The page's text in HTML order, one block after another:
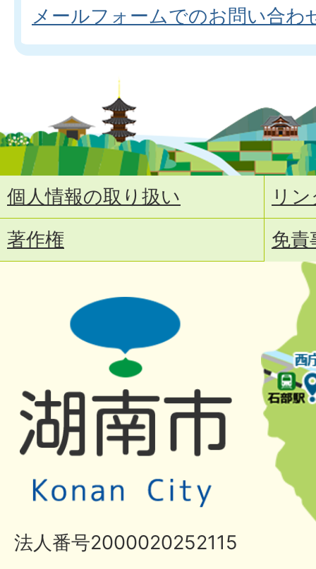
メールフォームでのお問い合わ
個人情報の取り扱い
リ
著作権
免責
法人番号2000020252115